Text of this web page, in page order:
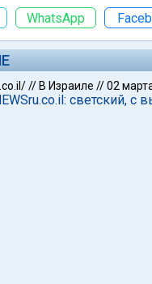
WhatsApp
// В Израиле //02